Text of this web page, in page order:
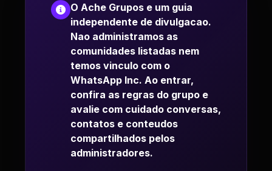
O Ache Grupos e um guia
independente de divulgacao.
Nao administramos as
comunidades listadas nem
temos vinculo com o
WhatsApp Inc. Ao entrar,
confira as regras do grupo e
avalie com cuidado conversas,
contatos e conteudos
compartilhados pelos
administradores.